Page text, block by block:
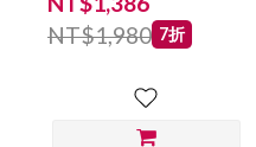
NT$1,980 7折